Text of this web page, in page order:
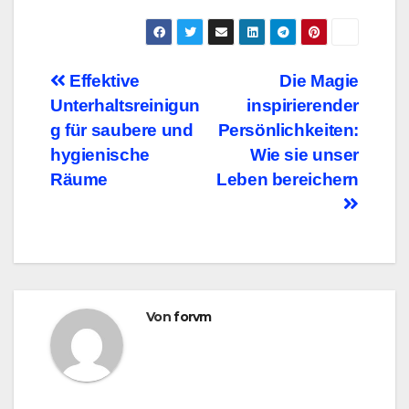
BeitragsnavigationDie Magie
inspirierender
Persönlichkeiten:
Wie sie unser
Leben bereichern
Effektive
Unterhaltsreinigun
g für saubere und
hygienische
Räume
Vonforvm